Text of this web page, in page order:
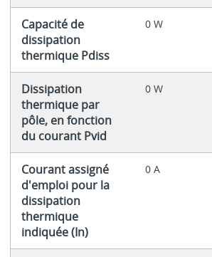
Capacité de
dissipation
thermique Pdiss
0 W
Dissipation
thermique par
pôle, en fonction
du courant Pvid
0 W
Courant assigné
d'emploi pour la
dissipation
thermique
indiquée (In)
0 A